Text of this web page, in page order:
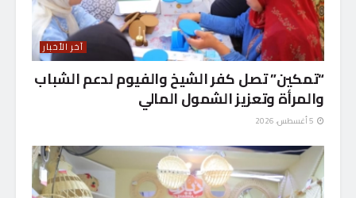
آخر الأخبار
“تمكين” تصل كفر الشيخ والفيوم لدعم الشباب
والمرأة وتعزيز الشمول المالي